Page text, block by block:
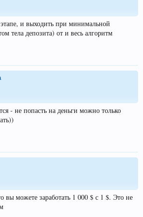
и выходить при минимальной
тела депозита) от и весь алгоритм
- не попасть на деньги можно только
вы можете заработать 1 000 $ с 1 $. Это не